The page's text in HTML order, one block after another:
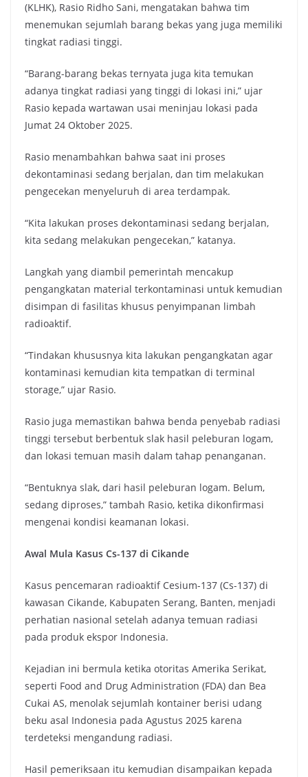
(KLHK), Rasio Ridho Sani, mengatakan bahwa tim
menemukan sejumlah barang bekas yang juga memiliki
tingkat radiasi tinggi.
“Barang-barang bekas ternyata juga kita temukan
adanya tingkat radiasi yang tinggi di lokasi ini,” ujar
Rasio kepada wartawan usai meninjau lokasi pada
Jumat 24 Oktober 2025.
Rasio menambahkan bahwa saat ini proses
dekontaminasi sedang berjalan, dan tim melakukan
pengecekan menyeluruh di area terdampak.
“Kita lakukan proses dekontaminasi sedang berjalan,
kita sedang melakukan pengecekan,” katanya.
Langkah yang diambil pemerintah mencakup
pengangkatan material terkontaminasi untuk kemudian
disimpan di fasilitas khusus penyimpanan limbah
radioaktif.
“Tindakan khususnya kita lakukan pengangkatan agar
kontaminasi kemudian kita tempatkan di terminal
storage,” ujar Rasio.
Rasio juga memastikan bahwa benda penyebab radiasi
tinggi tersebut berbentuk slak hasil peleburan logam,
dan lokasi temuan masih dalam tahap penanganan.
“Bentuknya slak, dari hasil peleburan logam. Belum,
sedang diproses,” tambah Rasio, ketika dikonfirmasi
mengenai kondisi keamanan lokasi.
Awal Mula Kasus Cs-137 di Cikande
Kasus pencemaran radioaktif Cesium-137 (Cs-137) di
kawasan Cikande, Kabupaten Serang, Banten, menjadi
perhatian nasional setelah adanya temuan radiasi
pada produk ekspor Indonesia.
Kejadian ini bermula ketika otoritas Amerika Serikat,
seperti Food and Drug Administration (FDA) dan Bea
Cukai AS, menolak sejumlah kontainer berisi udang
beku asal Indonesia pada Agustus 2025 karena
terdeteksi mengandung radiasi.
Hasil pemeriksaan itu kemudian disampaikan kepada